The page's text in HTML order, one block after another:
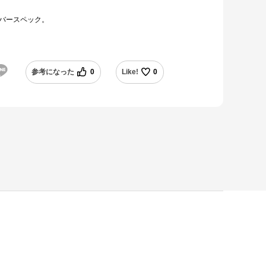
スペック。
参考になった 0 Like! 0